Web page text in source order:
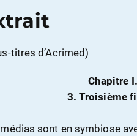
titres d’Acrimed)
Chapitre
3. Troisième
sont en symbiose